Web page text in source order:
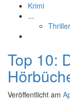
Krimi
...
Thriller
Top 10:
Veröffentlicht am